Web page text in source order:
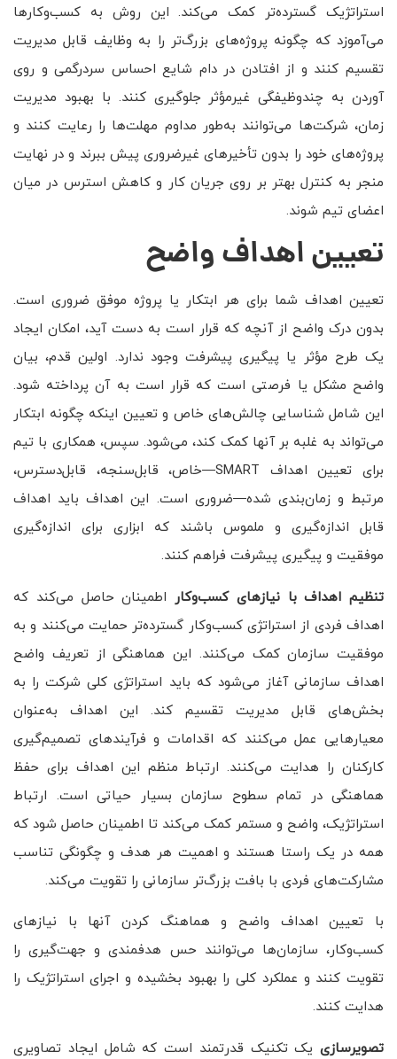
استراتژیک گسترده‌تر کمک می‌کند. این روش به کسب‌وکارها
می‌آموزد که چگونه پروژه‌های بزرگ‌تر را به وظایف قابل مدیریت
تقسیم کنند و از افتادن در دام شایع احساس سردرگمی و روی
آوردن به چندوظیفگی غیرمؤثر جلوگیری کنند. با بهبود مدیریت
زمان، شرکت‌ها می‌توانند به‌طور مداوم مهلت‌ها را رعایت کنند و
پروژه‌های خود را بدون تأخیرهای غیرضروری پیش ببرند و در نهایت
منجر به کنترل بهتر بر روی جریان کار و کاهش استرس در میان
اعضای تیم شوند.
تعیین اهداف واضح
تعیین اهداف شما برای هر ابتکار یا پروژه موفق ضروری است.
بدون درک واضح از آنچه که قرار است به دست آید، امکان ایجاد
یک طرح مؤثر یا پیگیری پیشرفت وجود ندارد. اولین قدم، بیان
واضح مشکل یا فرصتی است که قرار است به آن پرداخته شود.
این شامل شناسایی چالش‌های خاص و تعیین اینکه چگونه ابتکار
می‌تواند به غلبه بر آنها کمک کند، می‌شود. سپس، همکاری با تیم
برای تعیین اهداف SMART—خاص، قابل‌سنجه، قابل‌دسترس،
مرتبط و زمان‌بندی شده—ضروری است. این اهداف باید اهداف
قابل اندازه‌گیری و ملموس باشند که ابزاری برای اندازه‌گیری
موفقیت و پیگیری پیشرفت فراهم کنند.
تنظیم اهداف با نیازهای کسب‌وکار
اطمینان حاصل می‌کند که
اهداف فردی از استراتژی کسب‌وکار گسترده‌تر حمایت می‌کنند و به
موفقیت سازمان کمک می‌کنند. این هماهنگی از تعریف واضح
اهداف سازمانی آغاز می‌شود که باید استراتژی کلی شرکت را به
بخش‌های قابل مدیریت تقسیم کند. این اهداف به‌عنوان
معیارهایی عمل می‌کنند که اقدامات و فرآیندهای تصمیم‌گیری
کارکنان را هدایت می‌کنند. ارتباط منظم این اهداف برای حفظ
هماهنگی در تمام سطوح سازمان بسیار حیاتی است. ارتباط
استراتژیک، واضح و مستمر کمک می‌کند تا اطمینان حاصل شود که
همه در یک راستا هستند و اهمیت هر هدف و چگونگی تناسب
مشارکت‌های فردی با بافت بزرگ‌تر سازمانی را تقویت می‌کند.
با تعیین اهداف واضح و هماهنگ کردن آنها با نیازهای
کسب‌وکار، سازمان‌ها می‌توانند حس هدفمندی و جهت‌گیری را
تقویت کنند و عملکرد کلی را بهبود بخشیده و اجرای استراتژیک را
هدایت کنند.
تصویرسازی یک تکنیک قدرتمند است که شامل ایجاد تصاویری